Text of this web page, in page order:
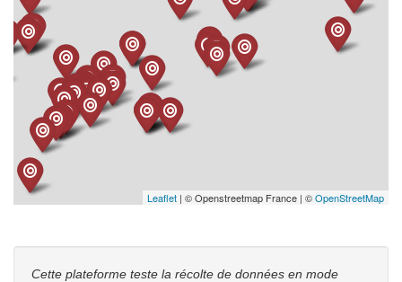
Leaflet | © Openstreetmap France | ©OpenStreetMap
Cette plateforme teste la récolte de données en mode